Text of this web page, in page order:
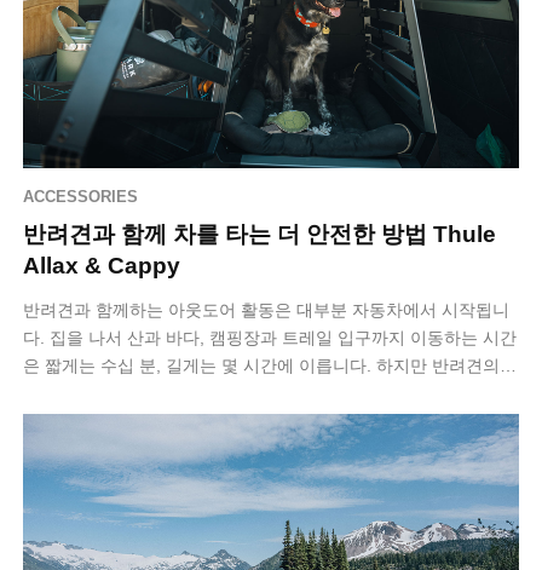
ACCESSORIES
반려견과 함께 차를 타는 더 안전한 방법 Thule
Allax & Cappy
반려견과 함께하는 아웃도어 활동은 대부분 자동차에서 시작됩니
다. 집을 나서 산과 바다, 캠핑장과 트레일 입구까지 이동하는 시간
은 짧게는 수십 분, 길게는 몇 시간에 이릅니다. 하지만 반려견의